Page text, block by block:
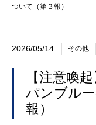
ついて（第３報）
2026/05/14 その他
【注意喚
パンブル
報）